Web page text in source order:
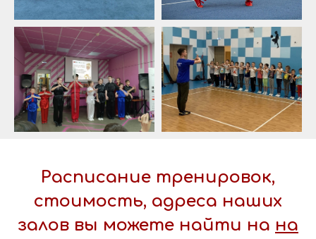
Расписание тренировок,
стоимость, адреса наших
залов вы можете найти на на